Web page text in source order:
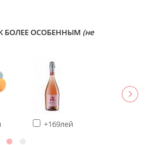
БОЛЕЕ ОСОБЕННЫМ (не
+169лей